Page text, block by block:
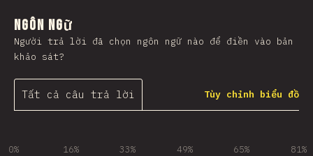
Ngôn ngữ
Người trả lời đã chọn ngôn ngữ nào để điền vào bản
khảo sát?
Tất cả câu trả lời Tùy chỉnh biểu đồ
0% 16% 33% 49% 65% 81%